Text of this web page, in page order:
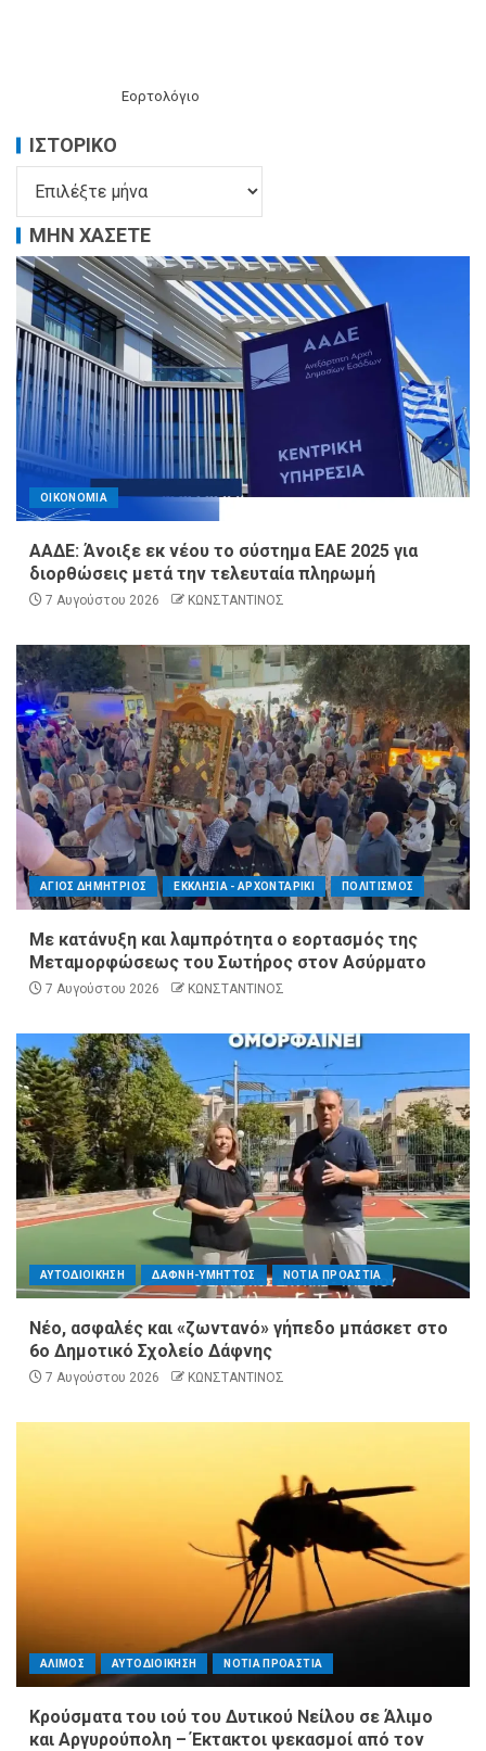
Εορτολόγιο
ΙΣΤΟΡΙΚΌ
ΜΗΝ ΧΑΣΕΤΕ
ΟΙΚΟΝΟΜΙΑ
ΑΑΔΕ: Άνοιξε εκ νέου το σύστημα ΕΑΕ 2025 για
διορθώσεις μετά την τελευταία πληρωμή
7 Αυγούστου 2026 ΚΩΝΣΤΑΝΤΙΝΟΣ
ΑΓΙΟΣ ΔΗΜΗΤΡΙΟΣ ΕΚΚΛΗΣΙΑ - ΑΡΧΟΝΤΑΡΙΚΙ ΠΟΛΙΤΙΣΜΟΣ
Με κατάνυξη και λαμπρότητα ο εορτασμός της
Μεταμορφώσεως του Σωτήρος στον Ασύρματο
7 Αυγούστου 2026 ΚΩΝΣΤΑΝΤΙΝΟΣ
ΑΥΤΟΔΙΟΙΚΗΣΗ ΔΑΦΝΗ-ΥΜΗΤΤΟΣ ΝΟΤΙΑ ΠΡΟΑΣΤΙΑ
Νέο, ασφαλές και «ζωντανό» γήπεδο μπάσκετ στο
6ο Δημοτικό Σχολείο Δάφνης
7 Αυγούστου 2026 ΚΩΝΣΤΑΝΤΙΝΟΣ
ΑΛΙΜΟΣ ΑΥΤΟΔΙΟΙΚΗΣΗ ΝΟΤΙΑ ΠΡΟΑΣΤΙΑ
Κρούσματα του ιού του Δυτικού Νείλου σε Άλιμο
και Αργυρούπολη – Έκτακτοι ψεκασμοί από τον